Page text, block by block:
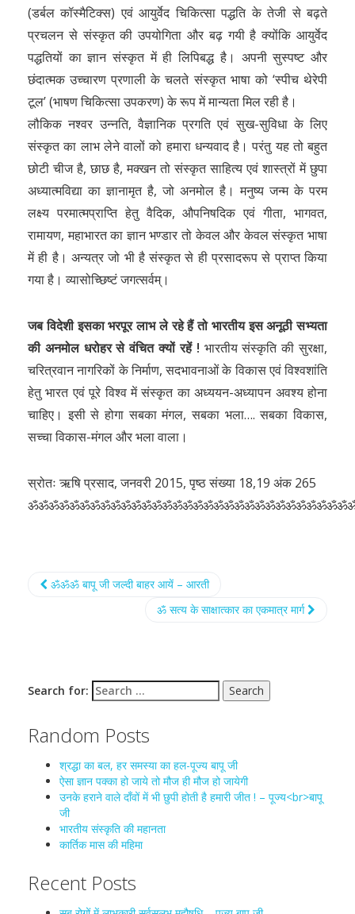
(डर्बल कॉस्मैटिक्स) एवं आयुर्वेद चिकित्सा पद्धति के तेजी से बढ़ते
प्रचलन से संस्कृत की उपयोगिता और बढ़ गयी है क्योंकि आयुर्वेद
पद्धतियों का ज्ञान संस्कृत में ही लिपिबद्ध है। अपनी सुस्पष्ट और
छंदात्मक उच्चारण प्रणाली के चलते संस्कृत भाषा को ‘स्पीच थेरेपी
टूल’ (भाषण चिकित्सा उपकरण) के रूप में मान्यता मिल रही है।
लौकिक नश्वर उन्नति, वैज्ञानिक प्रगति एवं सुख-सुविधा के लिए
संस्कृत का लाभ लेने वालों को हमारा धन्यवाद है। परंतु यह तो बहुत
छोटी चीज है, छाछ है, मक्खन तो संस्कृत साहित्य एवं शास्त्रों में छुपा
अध्यात्मविद्या का ज्ञानामृत है, जो अनमोल है। मनुष्य जन्म के परम
लक्ष्य परमात्मप्राप्ति हेतु वैदिक, औपनिषदिक एवं गीता, भागवत,
रामायण, महाभारत का ज्ञान भण्डार तो केवल और केवल संस्कृत भाषा
में ही है। अन्यत्र जो भी है संस्कृत से ही प्रसादरूप से प्राप्त किया
गया है। व्यासोच्छिष्टं जगत्सर्वम्।
जब विदेशी इसका भरपूर लाभ ले रहे हैं तो भारतीय इस अनूठी सभ्यता
की अनमोल धरोहर से वंचित क्यों रहें ! भारतीय संस्कृति की सुरक्षा,
चरित्रवान नागरिकों के निर्माण, सदभावनाओं के विकास एवं विश्वशांति
हेतु भारत एवं पूरे विश्व में संस्कृत का अध्ययन-अध्यापन अवश्य होना
चाहिए। इसी से होगा सबका मंगल, सबका भला…. सबका विकास,
सच्चा विकास-मंगल और भला वाला।
स्रोतः ऋषि प्रसाद, जनवरी 2015, पृष्ठ संख्या 18,19 अंक 265
ॐॐॐ बापू जी जल्दी बाहर आयें – आरती
ॐ सत्य के साक्षात्कार का एकमात्र मार्ग
Search for:
Random Posts
श्रद्धा का बल, हर समस्या का हल-पूज्य बापू जी
ऐसा ज्ञान पक्का हो जाये तो मौज ही मौज हो जायेगी
उनके हराने वाले दाँवों में भी छुपी होती है हमारी जीत ! – पूज्य<br>बापू
जी
भारतीय संस्कृति की महानता
कार्तिक मास की महिमा
Recent Posts